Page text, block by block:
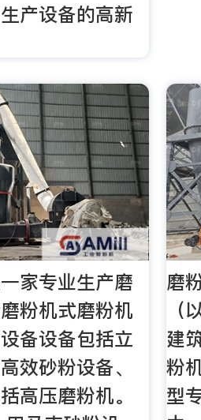
产设备的高新
家专业生产磨
粉机式磨粉机
备设备包括立
效砂粉设备、
高压磨粉机。
磨
建
粉
型